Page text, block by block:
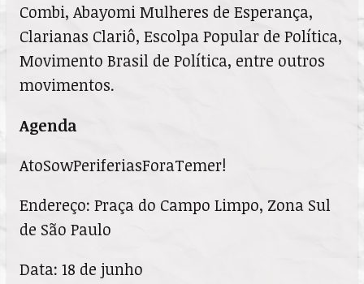
Combi, Abayomi Mulheres de Esperança,
Clarianas Clariô, Escolpa Popular de Política,
Movimento Brasil de Política, entre outros
movimentos.
Agenda
AtoSowPeriferiasForaTemer!
Endereço: Praça do Campo Limpo, Zona Sul
de São Paulo
Data: 18 de junho